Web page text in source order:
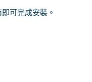
可完成安裝。